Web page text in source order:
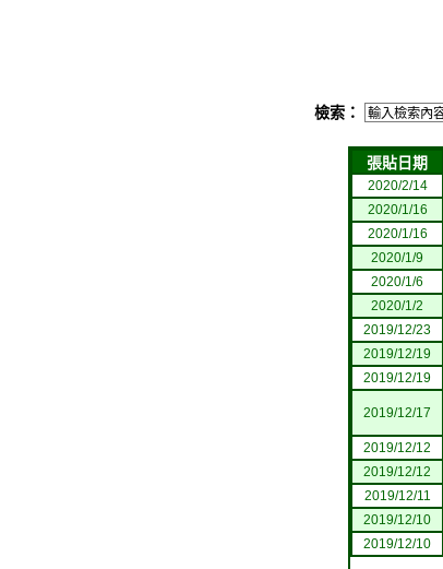
檢索：
張貼日期
2020/2/14
2020/1/16
2020/1/16
2020/1/9
2020/1/6
2020/1/2
2019/12/23
2019/12/19
2019/12/19
2019/12/17
2019/12/12
2019/12/12
2019/12/11
2019/12/10
2019/12/10